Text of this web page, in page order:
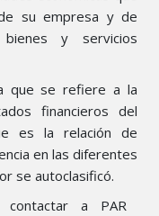
su empresa y de
y servicios
que se refiere a la
financieros del
es la relación de
en las diferentes
se autoclasificó.
contactar a PAR